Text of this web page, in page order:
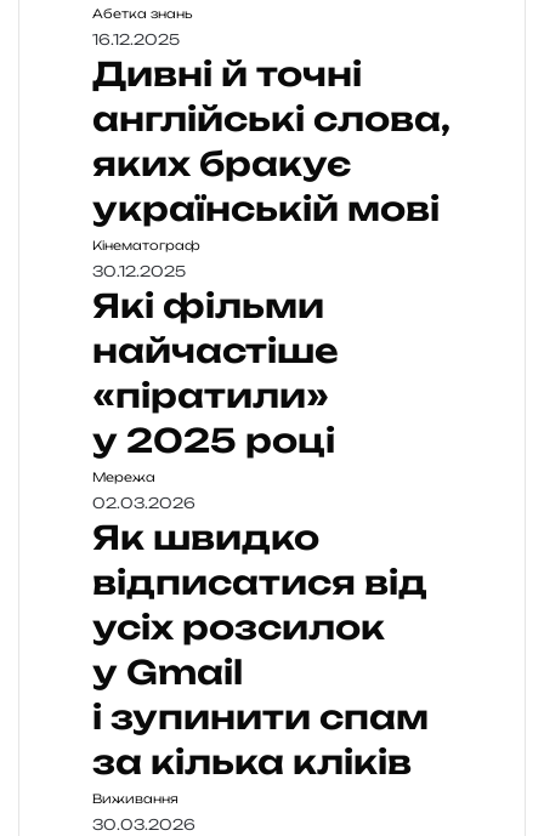
Абетка знань
16.12.2025
Дивні й точні
англійські слова,
яких бракує
українській мові
Кінематограф
30.12.2025
Які фільми
найчастіше
«піратили»
у 2025 році
Мережа
02.03.2026
Як швидко
відписатися від
усіх розсилок
у Gmail
і зупинити спам
за кілька кліків
Виживання
30.03.2026